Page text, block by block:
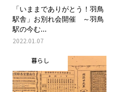
「いままでありがとう！羽鳥
駅舎」お別れ会開催 ～羽鳥
駅の今む...
2022.01.07
暮らし